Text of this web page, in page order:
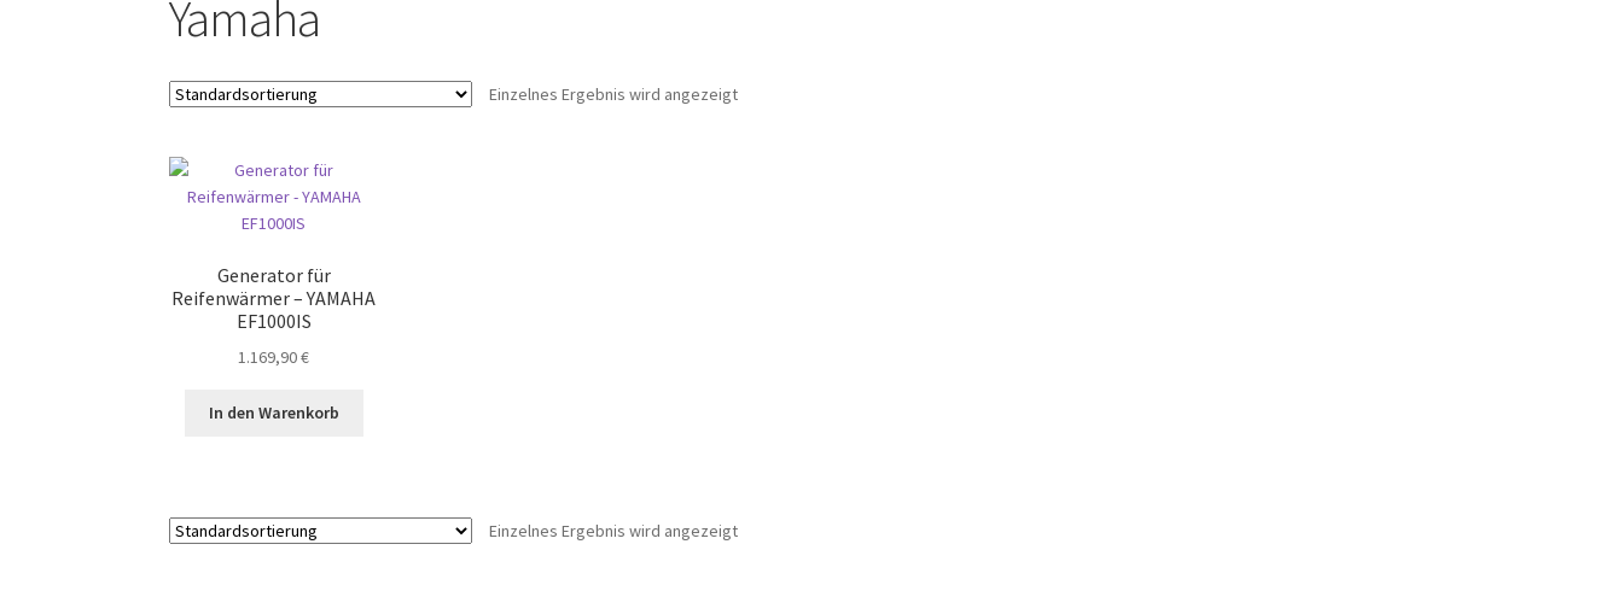
Yamaha
Einzelnes Ergebnis wird angezeigt
Generator für
Reifenwärmer – YAMAHA
EF1000IS
1.169,90€
In den Warenkorb
Einzelnes Ergebnis wird angezeigt